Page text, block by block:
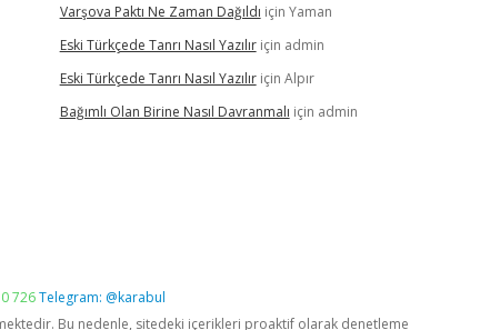
Varşova Paktı Ne Zaman Dağıldı için Yaman
Eski Türkçede Tanrı Nasıl Yazılıriçin admin
Eski Türkçede Tanrı Nasıl Yazılıriçin Alpır
Bağımlı Olan Birine Nasıl Davranmalı için admin
726Telegram: @karabul
Bu nedenle, sitedeki içerikleri proaktif olarak denetleme